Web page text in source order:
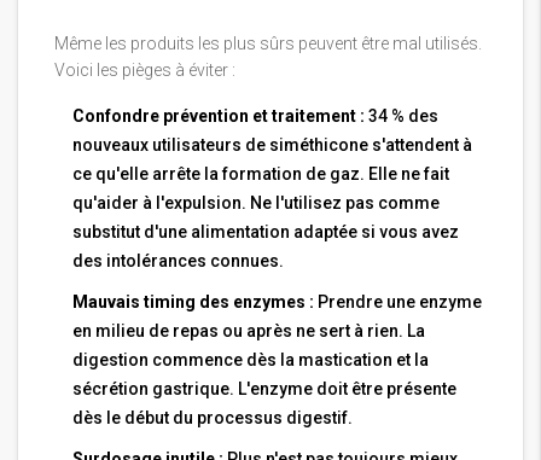
Même les produits les plus sûrs peuvent être mal utilisés.
Voici les pièges à éviter :
Confondre prévention et traitement : 34 % des
nouveaux utilisateurs de siméthicone s'attendent à
ce qu'elle arrête la formation de gaz. Elle ne fait
qu'aider à l'expulsion. Ne l'utilisez pas comme
substitut d'une alimentation adaptée si vous avez
des intolérances connues.
Mauvais timing des enzymes : Prendre une enzyme
en milieu de repas ou après ne sert à rien. La
digestion commence dès la mastication et la
sécrétion gastrique. L'enzyme doit être présente
dès le début du processus digestif.